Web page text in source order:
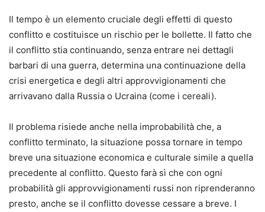
Il tempo è un elemento cruciale degli effetti di questo
conflitto e costituisce un rischio per le bollette. Il fatto che
il conflitto stia continuando, senza entrare nei dettagli
barbari di una guerra, determina una continuazione della
crisi energetica e degli altri approvvigionamenti che
arrivavano dalla Russia o Ucraina (come i cereali).
Il problema risiede anche nella improbabilità che, a
conflitto terminato, la situazione possa tornare in tempo
breve una situazione economica e culturale simile a quella
precedente al conflitto. Questo farà sì che con ogni
probabilità gli approvvigionamenti russi non riprenderanno
presto, anche se il conflitto dovesse cessare a breve. I